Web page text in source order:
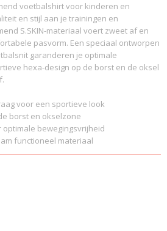
voetbalshirt voor kinderen en
en stijl aan je trainingen en
S.SKIN-materiaal voert zweet af en
pasvorm. Een speciaal ontworpen
garanderen je optimale
hexa-design op de borst en de oksel
voor een sportieve look
borst en okselzone
bewegingsvrijheid
functioneel materiaal